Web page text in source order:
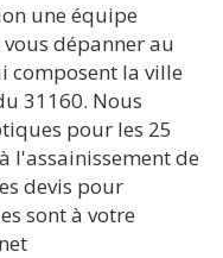
une équipe
dépanner au
composent la ville
31160. Nous
pour les 25
l'assainissement de
devis pour
sont à votre